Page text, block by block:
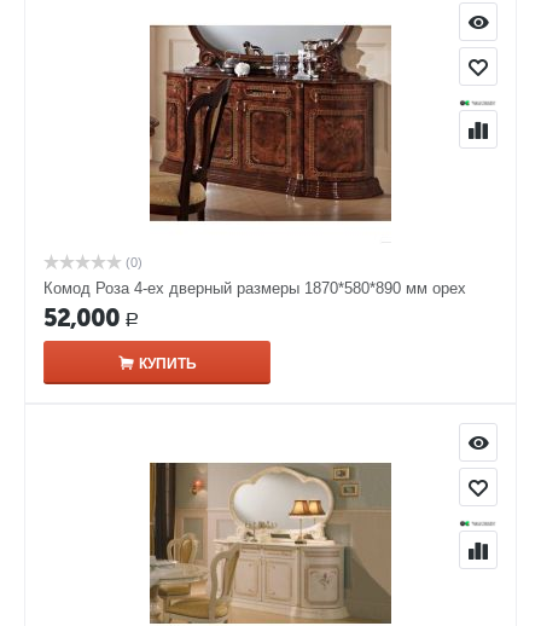
(0)
Комод Роза 4-ех дверный размеры 1870*580*890 мм орех
52,000 Р
КУПИТЬ